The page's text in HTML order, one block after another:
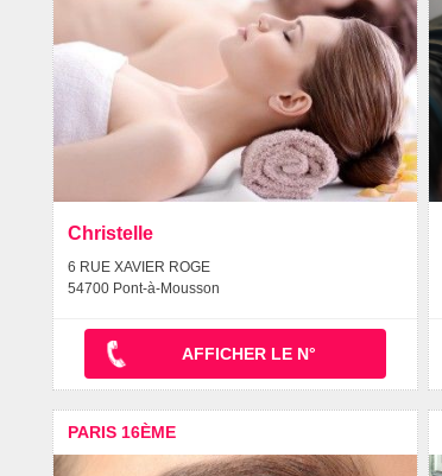
Christelle
6 RUE XAVIER ROGE
54700 Pont-à-Mousson
AFFICHER LE N°
PARIS 16ÈME